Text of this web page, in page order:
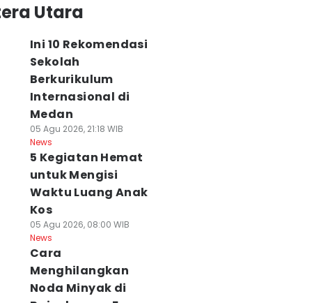
Utara
Ini 10 Rekomendasi
Sekolah
Berkurikulum
Internasional di
Medan
05 Agu 2026, 21:18 WIB
News
5 Kegiatan Hemat
untuk Mengisi
Waktu Luang Anak
Kos
05 Agu 2026, 08:00 WIB
News
Cara
Menghilangkan
Noda Minyak di